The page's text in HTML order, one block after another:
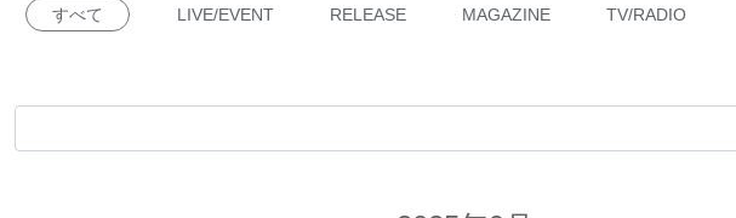
すべて LIVE/EVENT RELEASE MAGAZINE TV/RADIO